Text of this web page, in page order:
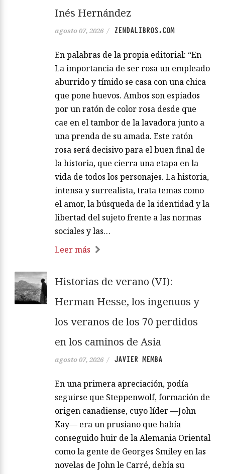
Inés Hernández
agosto 07, 2026 / ZENDALIBROS.COM
En palabras de la propia editorial: “En
La importancia de ser rosa un empleado
aburrido y tímido se casa con una chica
que pone huevos. Ambos son espiados
por un ratón de color rosa desde que
cae en el tambor de la lavadora junto a
una prenda de su amada. Este ratón
rosa será decisivo para el buen final de
la historia, que cierra una etapa en la
vida de todos los personajes. La historia,
intensa y surrealista, trata temas como
el amor, la búsqueda de la identidad y la
libertad del sujeto frente a las normas
sociales y las…
Leer más
Historias de verano (VI):
Herman Hesse, los ingenuos y
los veranos de los 70 perdidos
en los caminos de Asia
agosto 07, 2026 / JAVIER MEMBA
En una primera apreciación, podía
seguirse que Steppenwolf, formación de
origen canadiense, cuyo líder —John
Kay— era un prusiano que había
conseguido huir de la Alemania Oriental
como la gente de Georges Smiley en las
novelas de John le Carré, debía su